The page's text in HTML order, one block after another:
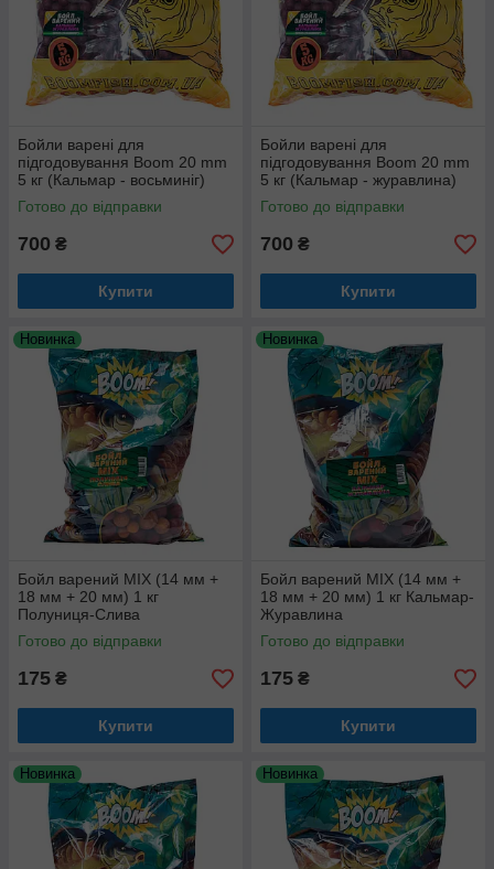
Бойли варені для
підгодовування Boom 20 mm
5 кг (Кальмар - восьминіг)
Готово до відправки
700 ₴
Купити
Бойли варені для
підгодовування Boom 20 mm
5 кг (Кальмар - журавлина)
Готово до відправки
700 ₴
Купити
Новинка
Бойл варений МІХ (14 мм +
18 мм + 20 мм) 1 кг
Полуниця-Слива
Готово до відправки
175 ₴
Купити
Новинка
Бойл варений MIX (14 мм +
18 мм + 20 мм) 1 кг Кальмар-
Журавлина
Готово до відправки
175 ₴
Купити
Новинка Новинка